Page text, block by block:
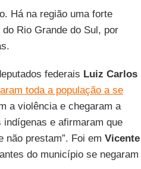
Há na região uma forte
Rio Grande do Sul, por
federais Luiz Carlos
toda a população a se
a violência e chegaram a
e afirmaram que
não prestam”. Foi em Vicente
do município se negaram